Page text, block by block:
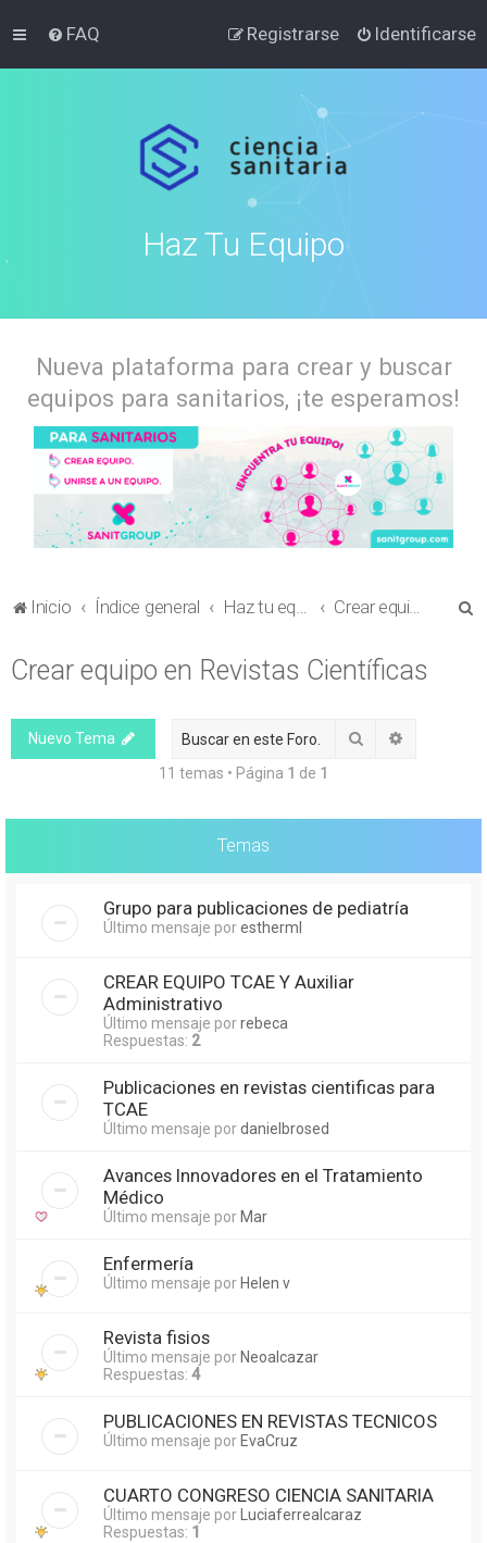
FAQ Identificarse
Registrarse
Haz Tu Equipo
Nueva plataforma para crear y buscar
equipos para sanitarios, ¡te esperamos!
Inicio Índice general Haz tu equipo Crear equipo en Revistas Científicas
Crear equipo en Revistas Científicas
Nuevo Tema Buscar
11 temas • Página 1 de 1
Temas
Grupo para publicaciones de pediatría
Último mensaje porestherml
CREAR EQUIPO TCAE Y Auxiliar
Administrativo
Último mensaje porrebeca
Respuestas: 2
Publicaciones en revistas cientificas para
TCAE
Último mensaje pordanielbrosed
Avances Innovadores en el Tratamiento
Médico
Último mensaje por Mar
Enfermería
Último mensaje por Helen v
Revista fisios
Último mensaje por Neoalcazar
Respuestas: 4
PUBLICACIONES EN REVISTAS TECNICOS
Último mensaje por EvaCruz
CUARTO CONGRESO CIENCIA SANITARIA
Último mensaje por Luciaferrealcaraz
Respuestas: 1